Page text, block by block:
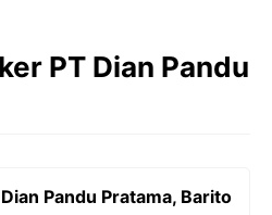
PT Dian Pandu
Pandu Pratama, Barito